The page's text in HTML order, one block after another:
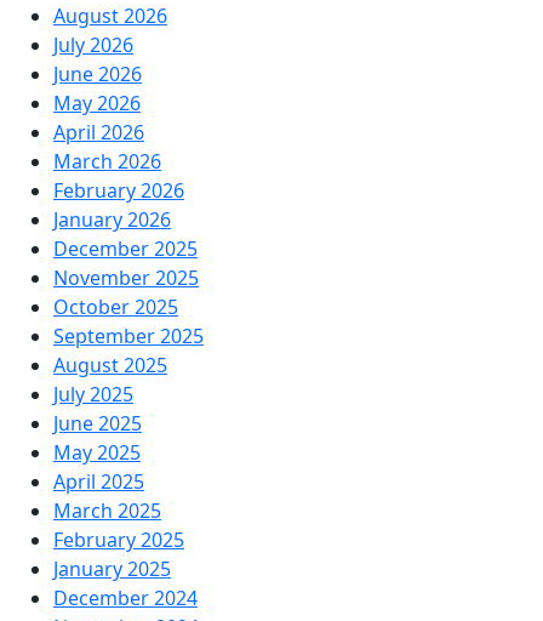
August 2026
July 2026
June 2026
May 2026
April 2026
March 2026
February 2026
January 2026
December 2025
November 2025
October 2025
September 2025
August 2025
July 2025
June 2025
May 2025
April 2025
March 2025
February 2025
January 2025
December 2024